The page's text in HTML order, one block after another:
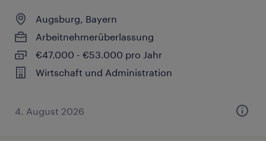
Augsburg, Bayern
Arbeitnehmerüberlassung
€47.000 - €53.000 pro Jahr
Wirtschaft und Administration
4. August 2026